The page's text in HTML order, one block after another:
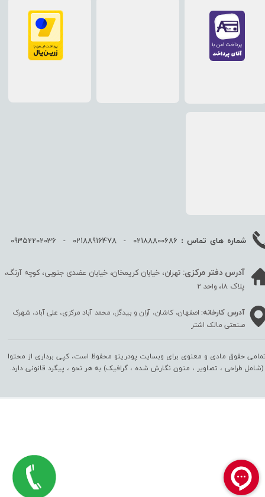
حقوق مادی و معنوی برای وبسایت پودرینو محفوظ است، کپی برداری از محتوا
(شامل طراحی ، تصاویر ، متون نگارش شده ، گرافیک) به هر نحو ،‌ پیگرد قانونی دارد.
شماره های تماس :
آدرس دفتر مرکزی: تهران، خیابان کریمخان، خیابان عضدی جنوبی، کوچه آرنگ،
پلاک 18، واحد 2
آدرس کارخانه: اصفهان، کاشان، آران و بیدگل، محمد آباد مرکزی، علی آباد، شهرک
صنعتی مالک اشتر